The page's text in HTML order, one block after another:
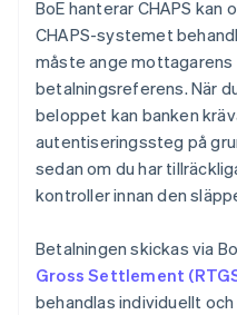
BoE hanterar CHAPS kan
CHAPS-systemet
måste ange mottagarens
betalningsreferens. När
beloppet kan banken
autentiseringssteg på
sedan om du har
kontroller innan den
Betalningen skickas via
Gross Settlement
behandlas individuellt